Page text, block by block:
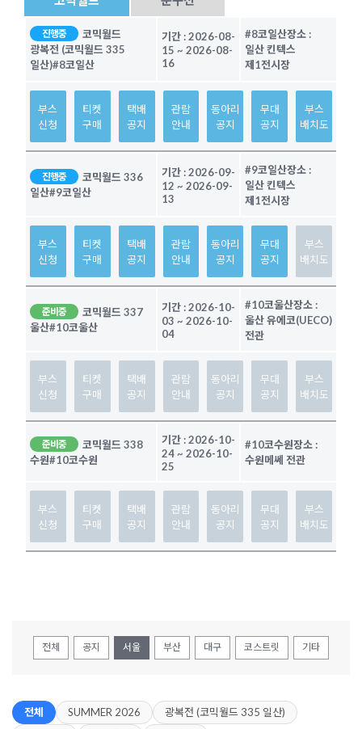
진행중
코믹월드
광복전 (코믹월드 335
일산)#8코일산
기간 :2026-08-
15 ~ 2026-08-
16
#8코일산장소 :
일산 킨텍스
제1전시장
부스
신청
티켓
구매
택배
공지
관람
안내
동아리
공지
무대
공지
부스
배치도
진행중
코믹월드 336
일산#9코일산
기간 :2026-09-
12 ~ 2026-09-
13
#9코일산장소 :
일산 킨텍스
제1전시장
부스
신청
티켓
구매
택배
공지
관람
안내
동아리
공지
무대
공지
부스
배치도
준비중
코믹월드 337
울산#10코울산
기간 :2026-10-
03 ~ 2026-10-
04
#10코울산장소 :
울산 유에코(UECO)
전관
부스
신청
티켓
구매
택배
공지
관람
안내
동아리
공지
무대
공지
부스
배치도
준비중
코믹월드 338
수원#10코수원
기간 :2026-10-
24~ 2026-10-
25
#10코수원장소 :
수원메쎄 전관
부스
신청
티켓
구매
택배
공지
관람
안내
동아리
공지
무대
공지
부스
배치도
전체 공지 서울 부산 대구 코스트릿 기타
전체 SUMMER 2026
광복전 (코믹월드 335 일산)